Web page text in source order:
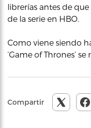
librerías antes de
de la serie en HBO.
Como viene siendo
‘Game of Thrones’
Compartir